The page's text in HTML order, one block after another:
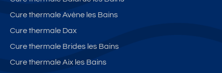
Cure thermale Avène les Bains
Cure thermale Dax
Cure thermale Brides les Bains
Cure thermale Aix les Bains